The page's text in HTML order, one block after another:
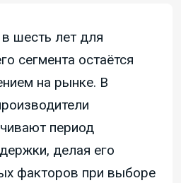
шесть лет для
сегмента остаётся
на рынке. В
период
делая его
факторов при выборе